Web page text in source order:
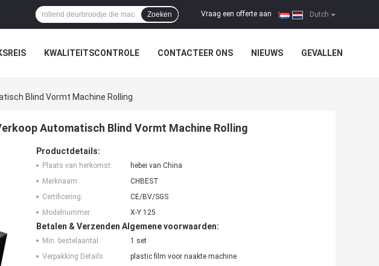
Dutch
Vraag een offerte aan
Zoeken
KWALITEITSCONTROLE CONTACTEER ONS NIEUWS GEVALLEN
Blind Vormt Machine Rolling
Automatisch Blind Vormt Machine Rolling
Productdetails:
Plaats van herkomst:
hebei van China
Merknaam:
CHBEST
Certificering:
CE/BV/SGS
Modelnummer:
X-Y 125
Betalen & Verzenden Algemene voorwaarden:
Min. bestelaantal:
1 set
Verpakking Details:
plastic film voor naakte machine